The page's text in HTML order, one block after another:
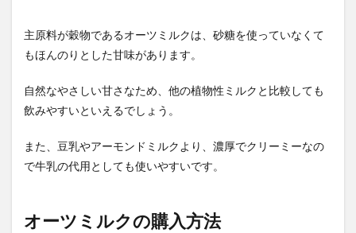
ケー
キ
おす
すめ
オー
ルク
4.1
ーツ
主原料が穀物であるオーツミルクは、砂糖を使っていなくて
もほんのりとした甘味があります。
自然なやさしい甘さなため、他の植物性ミルクと比較しても
飲みやすいといえるでしょう。
また、豆乳やアーモンドミルクより、濃厚でクリーミーなの
で牛乳の代用としても使いやすいです。
オーツミルクの購入方法